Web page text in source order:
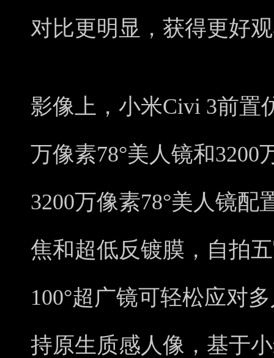
对比更明显，获得更好
影像上，小米Civi 3前置
万像素78°美人镜和3200
3200万像素78°美人镜
焦和超低反镀膜，自拍
100°超广镜可轻松应对
持原生质感人像，基于